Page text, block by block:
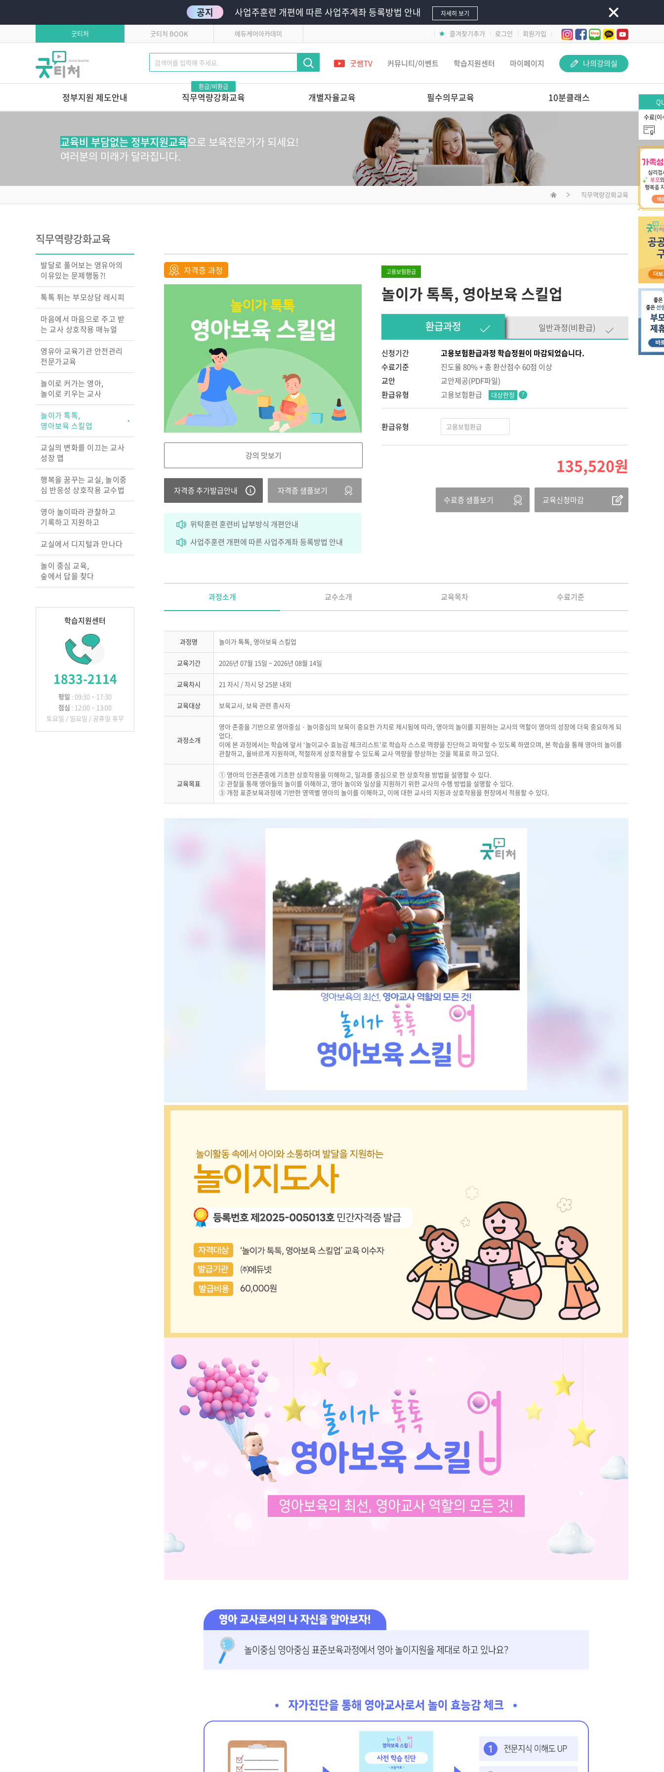
공지 사업주훈련 개편에 따른 사업주계좌 등록방법 안내 자세히 보기
수료(이
굿티처 굿티처 BOOK 에듀케어아카데미 즐겨찾기추가 로그인 회원가입
굿쌤TV 커뮤니티/이벤트 학습지원센터 마이페이지 나의강의실
정부지원 제도안내
환급/비환급
직무역량강화교육 개별자율교육 필수의무교육 10분클래스
학습자유의사항
연간교육일정
톡톡 튀는 부모상담 레시피
마음에서 마음으로 주고 받는 교사 상
놀이로 키우는 교사
영아 놀이따라 관찰하고 기록하고 지
원하고
놀이 중심 교육, 숲에서 답을
단 하루로 완성하는 교사 전문가 온라
앞서가는 교육기관의
놀이를 사진으로 기록할 줄 아는
어린이집 연간 운영의 실제
Outdoor에서 성장하는 아이들
숲과 함께 성장하는 아이들,
숲에서 놀자
현장밀착 유아중심 놀이중심 보육과정
개정 누리과정의 장애통합 현장 적용
필수의무교육
영유아안전교육
어린이안전교육
놀이 속 돋보기-
교사 지원 어떻게 해야 할까요?
문제행동 지원하Key
선배교사가 알려주는
재료야 놀자
교육비 부담없는 정부지원교육으로 보육전문가가 되세요!
여러분의 미래가 달라집니다.
직무역량강화교육
직무역량강화교육
발달로 풀어보는 영유아의
이유있는 문제행동?!
톡톡 튀는 부모상담 레시피
마음에서 마음으로 주고 받
는 교사 상호작용 매뉴얼
영유아 교육기관 안전관리
전문가교육
놀이로 커가는 영아,
놀이로 키우는 교사
놀이가 톡톡,
영아보육 스킬업
교실의 변화를 이끄는 교사
성장 맵
행복을 꿈꾸는 교실, 놀이중
심 반응성 상호작용 교수법
영아 놀이따라 관찰하고
기록하고 지원하고
교실에서 디지털과 만나다
놀이 중심 교육,
숲에서 답을 찾다
학습지원센터
1833-2114
평일 : 09:30 ~ 17:30
점심 : 12:00 ~ 13:00
토요일 / 일요일 / 공휴일 휴무
자격증 과정 고용보험환급
강의 맛보기
자격증 추가발급안내 자격증 샘플보기
위탁훈련 훈련비 납부방식 개편안내
사업주훈련 개편에 따른 사업주계좌 등록방법 안내
놀이가 톡톡, 영아보육 스킬업
환급과정 일반과정(비환급)
신청기간
고용보험환급과정 학습정원이 마감되었습니다.
수료기준
진도율 80% + 총 환산점수 60점 이상
교안
교안제공(PDF파일)
환급유형
고용보험환급 대상한정 ?
환급유형 고용보험환급
135,520원
교육신청마감
수료증 샘플보기
과정소개 교수소개 교육목차 수료기준
과정명 놀이가 톡톡, 영아보육 스킬업
교육기간 2026년 07월 15일 ~ 2026년 08월 14일
교육차시 21 차시 / 차시 당 25분 내외
교육대상 보육교사, 보육 관련 종사자
과정소개
영아 존중을 기반으로 영아중심 · 놀이중심의 보육이 중요한 가치로 제시됨에 따라, 영아의 놀이를 지원하는 교사의 역할이 영아의 성장에 더욱 중요하게 되
었다.
이에 본 과정에서는 학습에 앞서 ‘놀이교수 효능감 체크리스트’로 학습자 스스로 역량을 진단하고 파악할 수 있도록 하였으며, 본 학습을 통해 영아의 놀이를
관찰하고, 올바르게 지원하며, 적절하게 상호작용할 수 있도록 교사 역량을 향상하는 것을 목표로 하고 있다.
교육목표
① 영아의 인권존중에 기초한 상호작용을 이해하고, 일과를 중심으로 한 상호작용 방법을 설명할 수 있다.
② 관찰을 통해 영아들의 놀이를 이해하고, 영아 놀이와 일상을 지원하기 위한 교사의 수행 방법을 설명할 수 있다.
③ 개정 표준보육과정에 기반한 영역별 영아의 놀이를 이해하고, 이에 대한 교사의 지원과 상호작용을 현장에서 적용할 수 있다.